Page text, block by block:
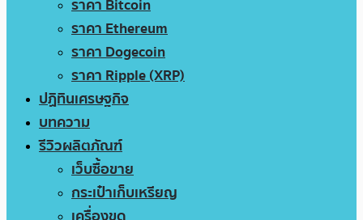
ราคา Bitcoin
ราคา Ethereum
ราคา Dogecoin
ราคา Ripple (XRP)
ปฏิทินเศรษฐกิจ
บทความ
รีวิวผลิตภัณฑ์
เว็บซื้อขาย
กระเป๋าเก็บเหรียญ